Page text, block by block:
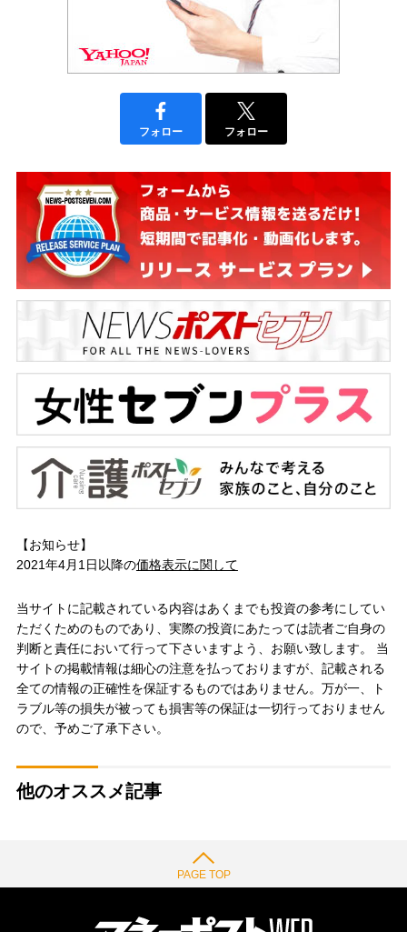
フォロー フォロー
【お知らせ】
2021年4月1日以降の価格表示に関して
当サイトに記載されている内容はあくまでも投資の参考にしてい
ただくためのものであり、実際の投資にあたっては読者ご自身の
判断と責任において行って下さいますよう、お願い致します。 当
サイトの掲載情報は細心の注意を払っておりますが、記載される
全ての情報の正確性を保証するものではありません。万が一、ト
ラブル等の損失が被っても損害等の保証は一切行っておりません
ので、予めご了承下さい。
他のオススメ記事
PAGE TOP